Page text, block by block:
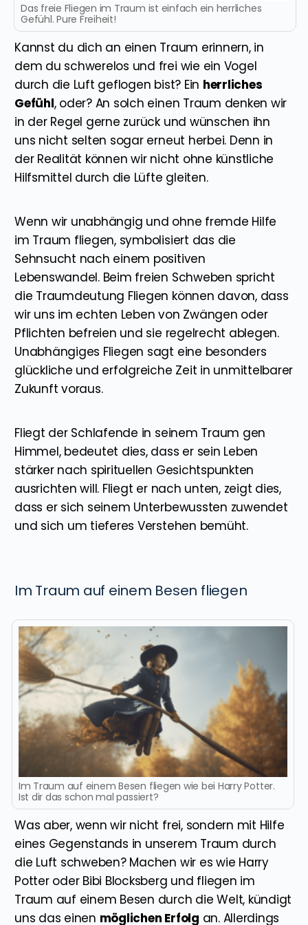
Das freie Fliegen im Traum ist einfach ein herrliches
Gefühl. Pure Freiheit!
Kannst du dich an einen Traum erinnern, in
dem du schwerelos und frei wie ein Vogel
durch die Luft geflogen bist? Ein herrliches
Gefühl, oder? An solch einen Traum denken wir
in der Regel gerne zurück und wünschen ihn
uns nicht selten sogar erneut herbei. Denn in
der Realität können wir nicht ohne künstliche
Hilfsmittel durch die Lüfte gleiten.
Wenn wir unabhängig und ohne fremde Hilfe
im Traum fliegen, symbolisiert das die
Sehnsucht nach einem positiven
Lebenswandel. Beim freien Schweben spricht
die Traumdeutung Fliegen können davon, dass
wir uns im echten Leben von Zwängen oder
Pflichten befreien und sie regelrecht ablegen.
Unabhängiges Fliegen sagt eine besonders
glückliche und erfolgreiche Zeit in unmittelbarer
Zukunft voraus.
Fliegt der Schlafende in seinem Traum gen
Himmel, bedeutet dies, dass er sein Leben
stärker nach spirituellen Gesichtspunkten
ausrichten will. Fliegt er nach unten, zeigt dies,
dass er sich seinem Unterbewussten zuwendet
und sich um tieferes Verstehen bemüht.
Im Traum auf einem Besen fliegen
Im Traum auf einem Besen fliegen wie bei Harry Potter.
Ist dir das schon mal passiert?
Was aber, wenn wir nicht frei, sondern mit Hilfe
eines Gegenstands in unserem Traum durch
die Luft schweben? Machen wir es wie Harry
Potter oder Bibi Blocksberg und fliegen im
Traum auf einem Besen durch die Welt, kündigt
uns das einen möglichen Erfolg an. Allerdings